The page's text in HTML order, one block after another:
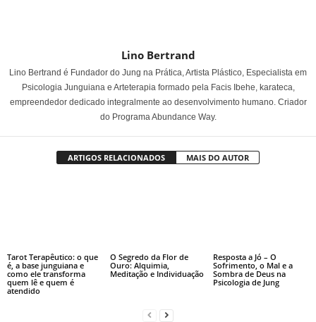
Lino Bertrand
Lino Bertrand é Fundador do Jung na Prática, Artista Plástico, Especialista em
Psicologia Junguiana e Arteterapia formado pela Facis Ibehe, karateca,
empreendedor dedicado integralmente ao desenvolvimento humano. Criador
do Programa Abundance Way.
ARTIGOS RELACIONADOS MAIS DO AUTOR
Tarot Terapêutico: o que
é, a base junguiana e
como ele transforma
quem lê e quem é
atendido
O Segredo da Flor de
Ouro: Alquimia,
Meditação e Individuação
Resposta a Jó – O
Sofrimento, o Mal e a
Sombra de Deus na
Psicologia de Jung